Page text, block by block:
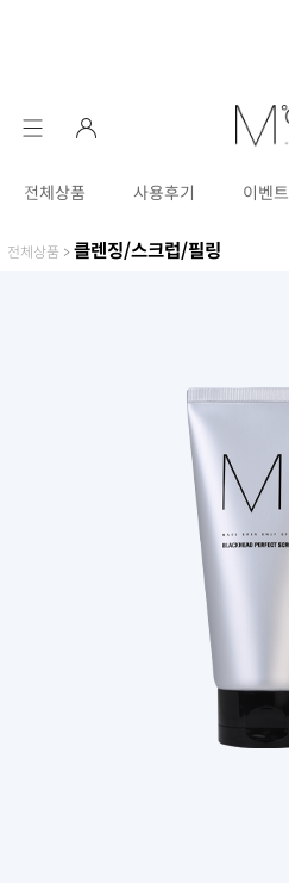
전체상품 사용후기 이벤트
전체상품 > 클렌징/스크럽/필링